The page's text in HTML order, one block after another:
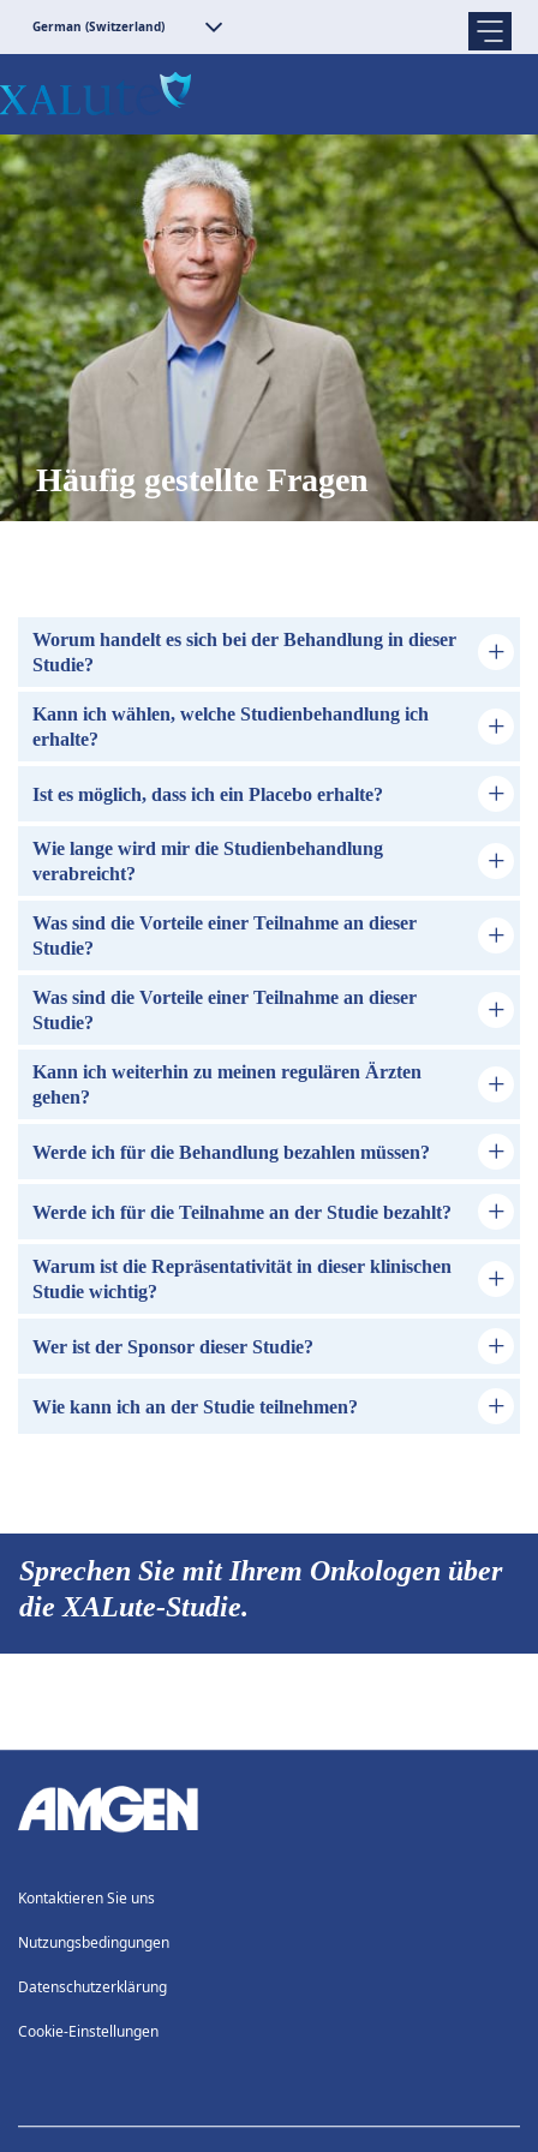
German (Switzerland)
Häufig gestellte Fragen
Worum handelt es sich bei der Behandlung in dieser
Studie?
Kann ich wählen, welche Studienbehandlung ich
erhalte?
Ist es möglich, dass ich ein Placebo erhalte?
Wie lange wird mir die Studienbehandlung
verabreicht?
Was sind die Vorteile einer Teilnahme an dieser
Studie?
Was sind die Vorteile einer Teilnahme an dieser
Studie?
Kann ich weiterhin zu meinen regulären Ärzten
gehen?
Werde ich für die Behandlung bezahlen müssen?
Werde ich für die Teilnahme an der Studie bezahlt?
Warum ist die Repräsentativität in dieser klinischen
Studie wichtig?
Wer ist der Sponsor dieser Studie?
Wie kann ich an der Studie teilnehmen?
Sprechen Sie mit Ihrem Onkologen über
die XALute-Studie.
Kontaktieren Sie uns
Nutzungsbedingungen
Datenschutzerklärung
Cookie-Einstellungen